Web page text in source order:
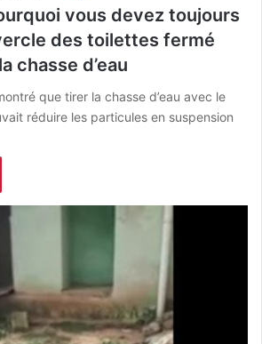
vous devez toujours
des toilettes fermé
chasse d’eau
que tirer la chasse d’eau avec le
réduire les particules en suspension